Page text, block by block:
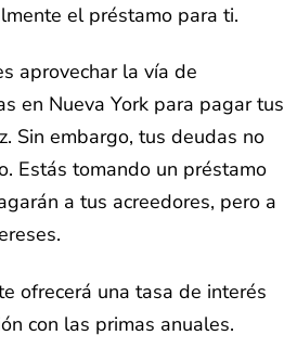
el préstamo para ti.
aprovechar la vía de
en Nueva York para pagar tus
Sin embargo, tus deudas no
Estás tomando un préstamo
a tus acreedores, pero a
ofrecerá una tasa de interés
con las primas anuales.